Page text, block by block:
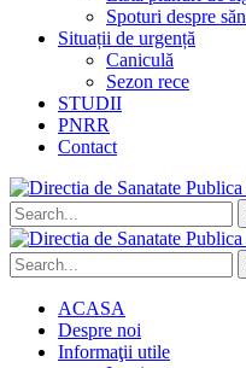
Spoturi despre
Situații de urgență
Caniculă
Sezon rece
STUDII
PNRR
Contact
ACASA
Despre noi
Informaţii utile